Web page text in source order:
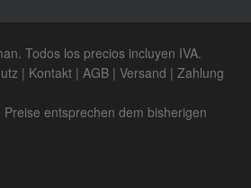
Todos los precios incluyen IVA.
| Kontakt| AGB| Versand | Zahlung
entsprechen dem bisherigen